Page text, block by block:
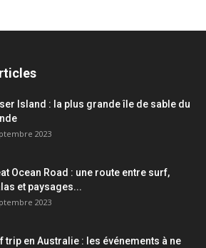
Island : la plus grande île de sable du
2023
Ocean Road : une route entre surf,
et paysages...
2023
trip en Australie : les événements à ne